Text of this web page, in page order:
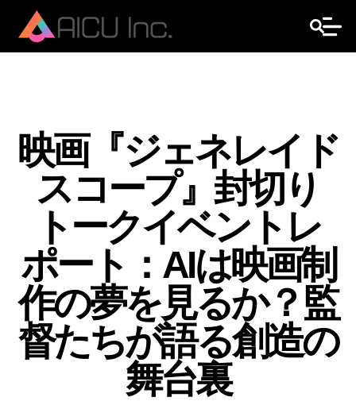
映画『ジェネレイド
スコープ』封切り
トークイベントレ
ポート：AIは映画制
作の夢を見るか？監
督たちが語る創造の
舞台裏